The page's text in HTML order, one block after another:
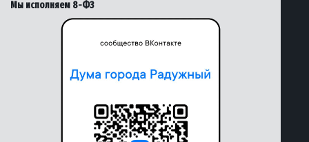
Мы исполняем 8-ФЗ